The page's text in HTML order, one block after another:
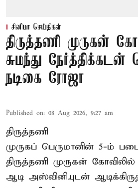
சினிமா செய்திகள்
திருத்தணி முருகன்
சுமந்து நேர்த்திக்கடன்
நடிகை ரோஜா
Published on: 08 Aug 2026, 9:27 am
திருத்தணி
முருகப் பெருமானின் 5-ம்
திருத்தணி முருகன்
ஆடி அஸ்வினியுடன்